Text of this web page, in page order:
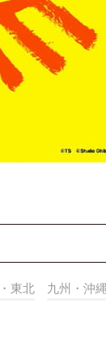
東北 九州・沖縄